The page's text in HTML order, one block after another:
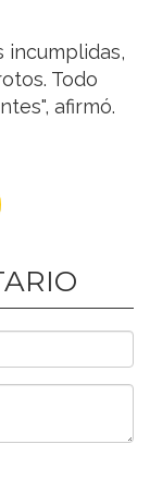
incumplidas,
Todo
afirmó.